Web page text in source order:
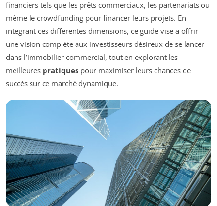
financiers tels que les prêts commerciaux, les partenariats ou
même le crowdfunding pour financer leurs projets. En
intégrant ces différentes dimensions, ce guide vise à offrir
une vision complète aux investisseurs désireux de se lancer
dans l’immobilier commercial, tout en explorant les
meilleures pratiques pour maximiser leurs chances de
succès sur ce marché dynamique.